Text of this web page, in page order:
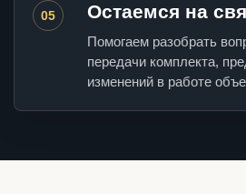
05 Остаемся на
Помогаем разобрать
передачи комплекта,
изменений в работе